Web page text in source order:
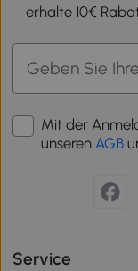
erhalte 10€
Mit der
unseren AGB
Service